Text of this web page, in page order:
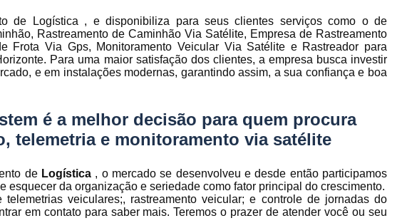
de carro
Rastreamento
de frota
Rastreamento
Sensores de
fadiga
gravação
veicular
Sistema de
rastreamentos
Gerenciamento de Frota de
Gerenciamento de Frota de Empresas
Gerenciamento
Gerenciamento de Frota
Gerenciamento de Frota Manutenção
Gerenciamento de Frota para
Gestão de Frota
Gestão de Frota
Gestão de Frota Belo Horizonte
de Logística , e disponibiliza para seus clientes serviços como o de
Rastreamento de Caminhão Via Satélite, Empresa de Rastreamento
Frota Via Gps, Monitoramento Veicular Via Satélite e Rastreador para
Para uma maior satisfação dos clientes, a empresa busca investir
e em instalações modernas, garantindo assim, a sua confiança e boa
é a melhor decisão para quem procura
telemetria e monitoramento via satélite
de Logística , o mercado se desenvolveu e desde então participamos
esquecer da organização e seriedade como fator principal do crescimento.
veiculares;, rastreamento veicular; e controle de jornadas do
em contato para saber mais. Teremos o prazer de atender você ou seu